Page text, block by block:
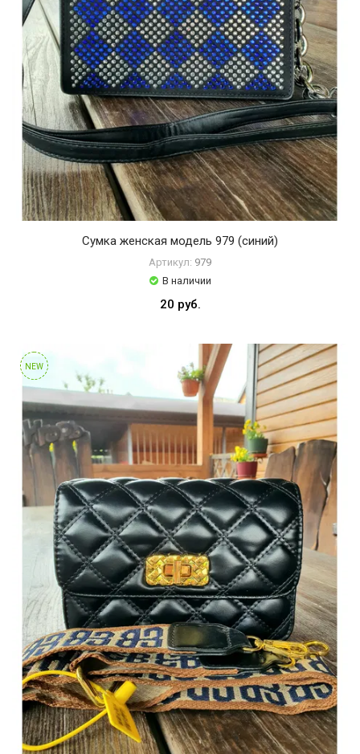
Сумка женская модель 979 (синий)
Артикул: 979
В наличии
20 руб.
NEW